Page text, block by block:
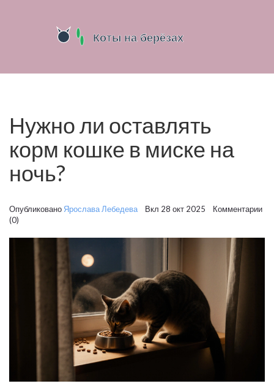
Нужно ли оставлять
корм кошке в миске на
ночь?
Опубликовано Ярослава Лебедева Вкл 28 окт 2025 Комментарии
(0)